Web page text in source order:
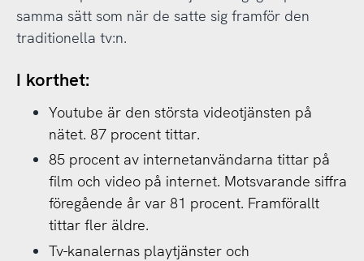
samma sätt som när de satte sig framför den
traditionella tv:n.
I korthet:
Youtube är den största videotjänsten på
nätet. 87 procent tittar.
85 procent av internetanvändarna tittar på
film och video på internet. Motsvarande siffra
föregående år var 81 procent. Framförallt
tittar fler äldre.
Tv-kanalernas playtjänster och